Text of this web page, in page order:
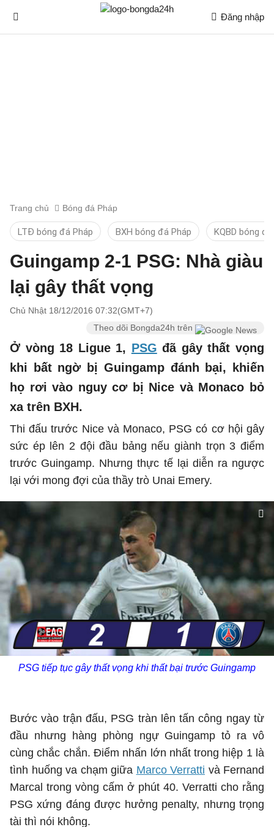
Đăng nhập
Trang chủ Bóng đá Pháp
LTĐ bóng đá Pháp BXH bóng đá Pháp KQBD bóng
Guingamp 2-1 PSG: Nhà giàu
lại gây thất vọng
Chủ Nhật 18/12/2016 07:32(GMT+7)
Theo dõi Bongda24h trên
Ở vòng 18 Ligue 1, PSG đã gây thất vọng
khi bất ngờ bị Guingamp đánh bại, khiến
họ rơi vào nguy cơ bị Nice và Monaco bỏ
xa trên BXH.
Thi đấu trước Nice và Monaco, PSG có cơ hội gây
sức ép lên 2 đội đầu bảng nếu giành trọn 3 điểm
trước Guingamp. Nhưng thực tế lại diễn ra ngược
lại với mong đợi của thầy trò Unai Emery.
PSG tiếp tục gây thất vọng khi thất bại trước Guingamp
Bước vào trận đấu, PSG tràn lên tấn công ngay từ
đầu nhưng hàng phòng ngự Guingamp tỏ ra vô
cùng chắc chắn. Điểm nhấn lớn nhất trong hiệp 1 là
tình huống va chạm giữa Marco Verratti và Fernand
Marcal trong vòng cấm ở phút 40. Verratti cho rằng
PSG xứng đáng được hưởng penalty, nhưng trọng
tài thì nói không.